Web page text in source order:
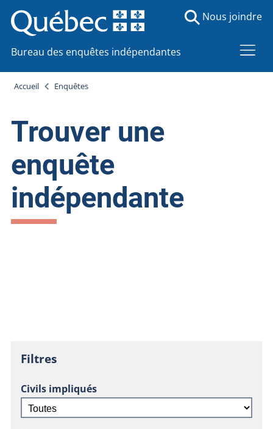
Bureau des enquêtes indépendantes
Nous joindre
Accueil Enquêtes
Trouver une
enquête
indépendante
Filtres
Civils impliqués